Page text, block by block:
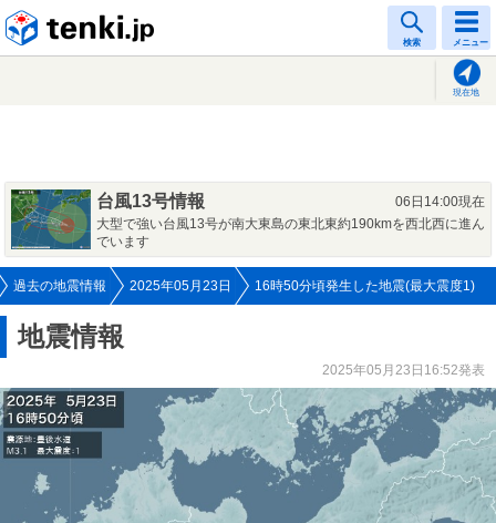
検索 メニュー
現在地
台風13号情報
06日14:00現在
大型で強い台風13号が南大東島の東北東約190kmを西北西に進ん
でいます
過去の地震情報 2025年05月23日 16時50分頃発生した地震(最大震度1)
地震情報
2025年05月23日16:52発表